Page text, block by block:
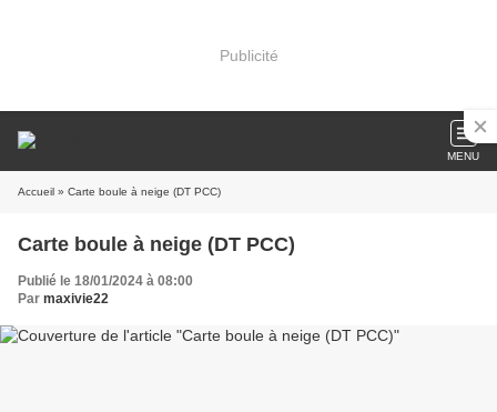
Publicité
MENU
Accueil » Carte boule à neige (DT PCC)
Carte boule à neige (DT PCC)
Publié le 18/01/2024 à 08:00
Par maxivie22